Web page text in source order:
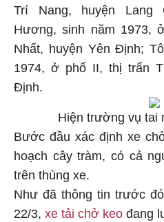
Trí Nang, huyện Lang
Hương, sinh năm 1973,
Nhất, huyện Yên Định;
1974, ở phố II, thị trấn
Định.
Hiện trường vụ tai
Bước đầu xác định xe
hoạch cây tràm, có cả
trên thùng xe.
Như đã thông tin trước
22/3, xe tải chở keo đang